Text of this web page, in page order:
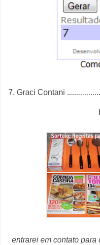
7. Graci Contani
entrarei em contato para